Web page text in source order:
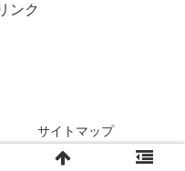
ンク
サイトマップ
分間・・・。.